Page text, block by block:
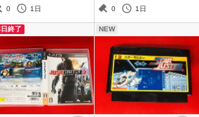
0
1日
0
1日
終了 NEW